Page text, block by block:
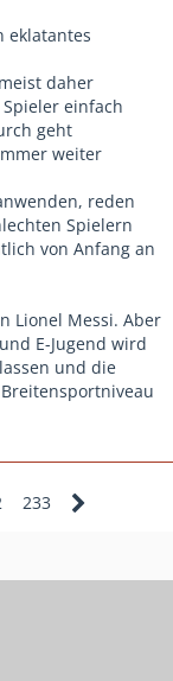
mal
Extremen
eklatantes
daher
einfach
geht
weiter
reden
Spielern
von Anfang an
Lionel Messi. Aber
E-Jugend wird
und die
233